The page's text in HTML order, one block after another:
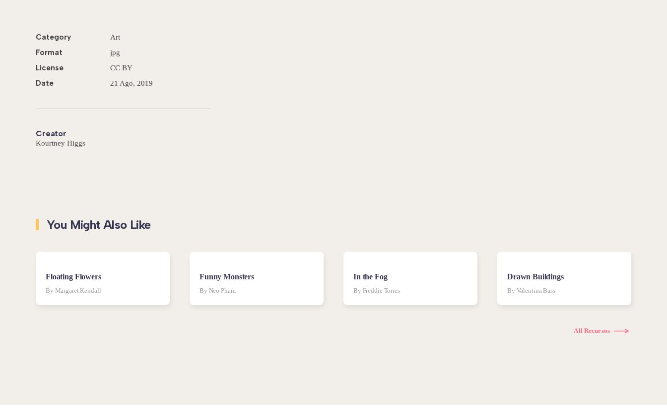
Category Art
Format jpg
License CC BY
Date 21 Ago, 2019
Creator
Kourtney Higgs
You Might Also Like
Floating Flowers
By Margaret Kendall
Funny Monsters
By Neo Pham
In the Fog
By Freddie Torres
Drawn Buildings
By Valentina Bass
All Recursos